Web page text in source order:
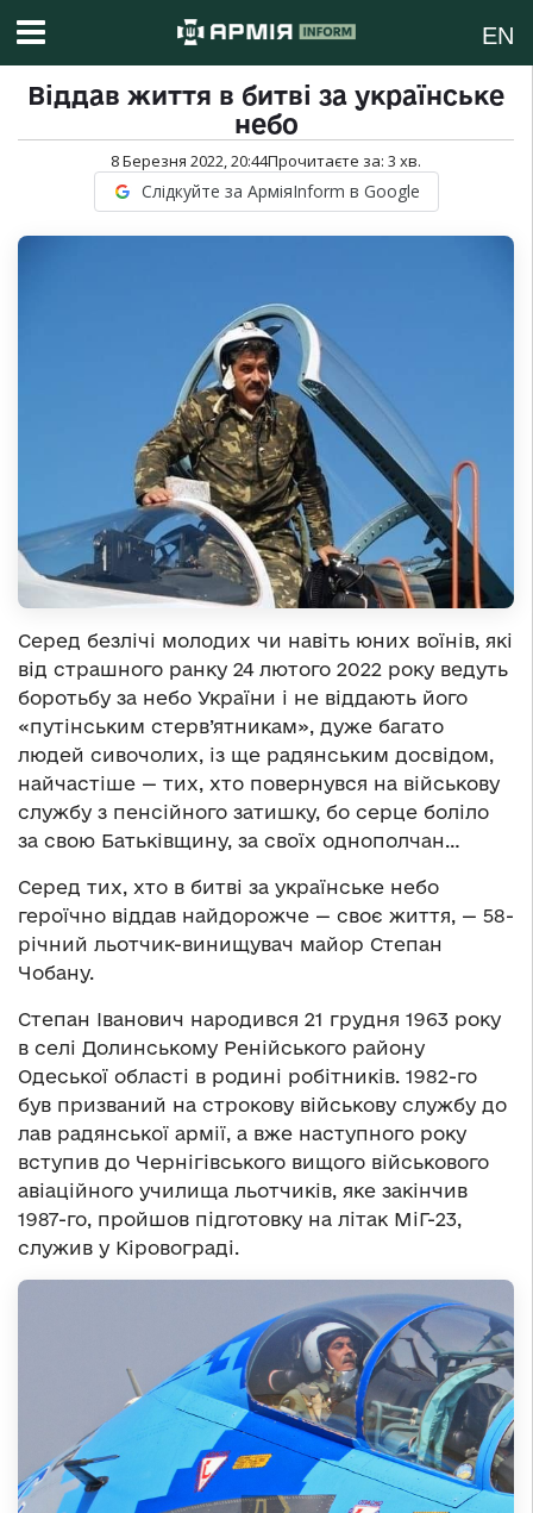
EN
Віддав життя в битві за українське
небо
8 Березня 2022, 20:44Прочитаєте за: 3 хв.
Слідкуйте за АрміяInform в Google
Серед безлічі молодих чи навіть юних воїнів, які
від страшного ранку 24 лютого 2022 року ведуть
боротьбу за небо України і не віддають його
«путінським стерв’ятникам», дуже багато
людей сивочолих, із ще радянським досвідом,
найчастіше — тих, хто повернувся на військову
службу з пенсійного затишку, бо серце боліло
за свою Батьківщину, за своїх однополчан…
Серед тих, хто в битві за українське небо
героїчно віддав найдорожче — своє життя, — 58-
річний льотчик-винищувач майор Степан
Чобану.
Степан Іванович народився 21 грудня 1963 року
в селі Долинському Ренійського району
Одеської області в родині робітників. 1982-го
був призваний на строкову військову службу до
лав радянської армії, а вже наступного року
вступив до Чернігівського вищого військового
авіаційного училища льотчиків, яке закінчив
1987-го, пройшов підготовку на літак МіГ-23,
служив у Кіровограді.